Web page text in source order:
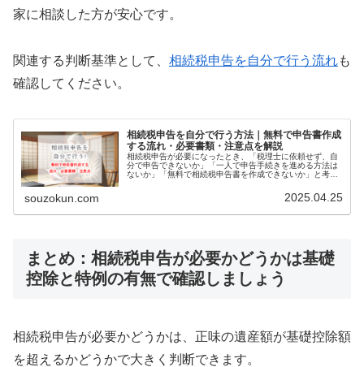
家に相談した方が安心です。
関連する判断基準として、 相続税申告を自分で行う流れも
確認してください。
相続税申告を自分で行う方法｜無料で申告書作成
する流れ・必要書類・注意点を解説
相続税申告が必要になったとき、「税理士に依頼せず、自
分で申告できないか」「一人で申告手続きを進める方法は
ないか」「無料で相続税申告書を作成できないか」と考え
souzokun.com 2025.04.25
まとめ：相続税申告が必要かどうかは基礎
控除と特例の有無で確認しましょう
相続税申告が必要かどうかは、正味の遺産額が基礎控除額
を超えるかどうかで大きく判断できます。